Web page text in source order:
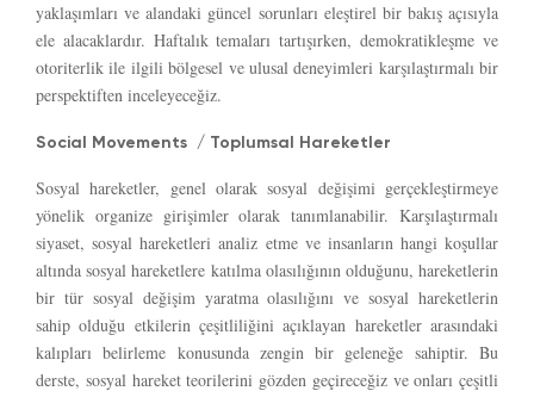
yaklaşımları ve alandaki güncel sorunları eleştirel bir bakış açısıyla
ele alacaklardır. Haftalık temaları tartışırken, demokratikleşme ve
otoriterlik ile ilgili bölgesel ve ulusal deneyimleri karşılaştırmalı bir
perspektiften inceleyeceğiz.
Social Movements / Toplumsal Hareketler
Sosyal hareketler, genel olarak sosyal değişimi gerçekleştirmeye
yönelik organize girişimler olarak tanımlanabilir. Karşılaştırmalı
siyaset, sosyal hareketleri analiz etme ve insanların hangi koşullar
altında sosyal hareketlere katılma olasılığının olduğunu, hareketlerin
bir tür sosyal değişim yaratma olasılığını ve sosyal hareketlerin
sahip olduğu etkilerin çeşitliliğini açıklayan hareketler arasındaki
kalıpları belirleme konusunda zengin bir geleneğe sahiptir. Bu
derste, sosyal hareket teorilerini gözden geçireceğiz ve onları çeşitli